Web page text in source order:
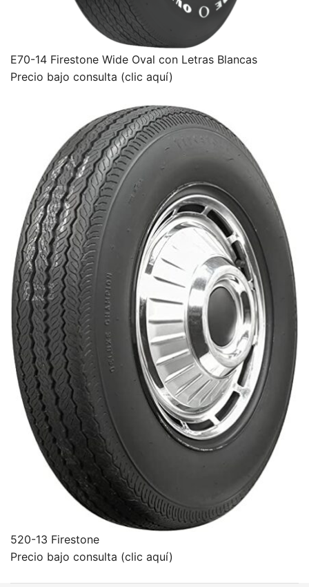
E70-14 Firestone Wide Oval con Letras Blancas
Precio bajo consulta (clic aquí)
520-13 Firestone
Precio bajo consulta (clic aquí)